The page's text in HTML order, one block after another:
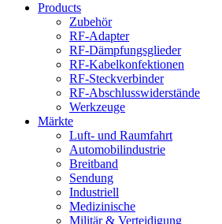
Products
Zubehör
RF-Adapter
RF-Dämpfungsglieder
RF-Kabelkonfektionen
RF-Steckverbinder
RF-Abschlusswiderstände
Werkzeuge
Märkte
Luft- und Raumfahrt
Automobilindustrie
Breitband
Sendung
Industriell
Medizinische
Militär & Verteidigung